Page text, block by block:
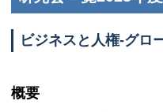
ビジネスと人権-グロ
概要